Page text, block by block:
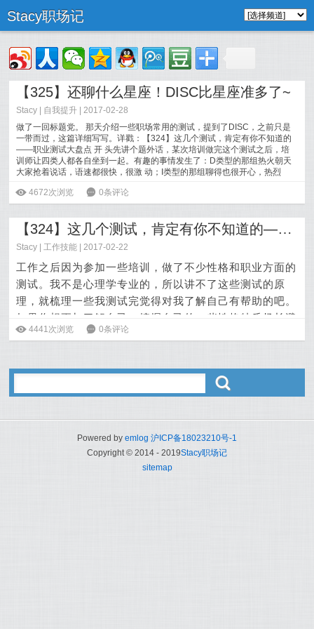
Stacy职场记
【325】还聊什么星座！DISC比星座准多了~
Stacy 自我提升 | 2017-02-28
做了一回标题党。 那天介绍一些职场常用的测试，提到了DISC，之前只是
一带而过，这篇详细写写。详戳：【324】这几个测试，肯定有你不知道的
——职业测试大盘点 开 头先讲个题外话，某次培训做完这个测试之后，培
训师让四类人都各自坐到一起。有趣的事情发生了：D类型的那组热火朝天
大家抢着说话，语速都很快，很激 动；I类型的那组聊得也很开心，热烈
ė 4672次浏览 6 0条评论
【324】这几个测试，肯定有你不知道的——职业测试大盘点
Stacy |工作技能 | 2017-02-22
工作之后因为参加一些培训，做了不少性格和职业方面的
测试。我不是心理学专业的，所以讲不了这些测试的原
理，就梳理一些我测试完觉得对我了解自己有帮助的吧。
如果你想更加了解自己，挖掘自己的一些性格特质扬长避
短，可以试试以下这些测试哦~
ė 4441次浏览 6 0条评论
ő
Powered by emlog 沪ICP备18023210号-1
Copyright © 2014 - 2019Stacy职场记
sitemap